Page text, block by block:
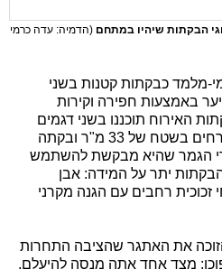
הבקתות שיהיו במתחם (הדמיה: עדה כרמי
מלמד כבקתות קטנות בשני
באמצעות חפירה וקירות
האירוח תוכננו בשני דגמים
עיקריים – בקתה לארבעה אורחים בשטח של 33 מ"ר ובקתה
24 מ"ר. חומרי הגמר שהיא מבקשת להשתמש
יתר על המידה: אבן
זכוכית רחבים עם הגנה מקרני
את האתגר שהציבה התחרות
מצד אחד אתה מנסה להיעלם,